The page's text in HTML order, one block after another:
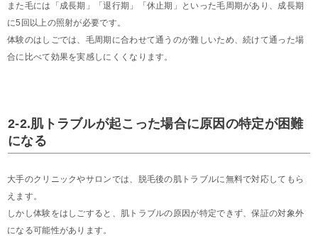
また毛には「成長期」「退行期」「休止期」といった毛周期があり、成長期
に5回以上の照射が必要です。
体験のはしごでは、毛周期に合わせて通うのが難しいため、続けて通った場
合に比べて効果を実感しにくくなります。
2-2.肌トラブルが起こった場合に原因の特定が困難
になる
大手のクリニックやサロンでは、脱毛後の肌トラブルに無料で対応してもら
えます。
しかし体験をはしごすると、肌トラブルの原因が特定できず、保証の対象外
になる可能性があります。